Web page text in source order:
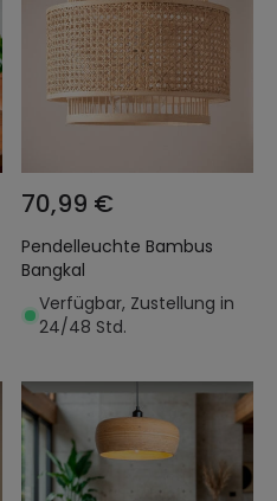
70,99 €
Pendelleuchte Bambus
Bangkal
Verfügbar, Zustellung in
24/48 Std.